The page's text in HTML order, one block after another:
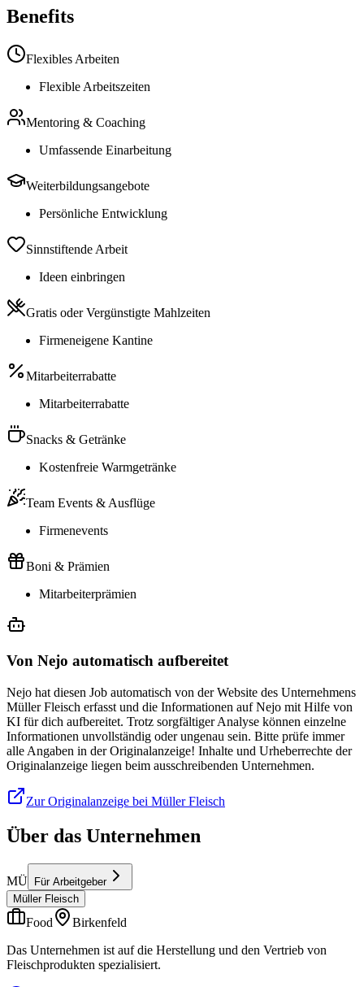
Benefits
Flexibles Arbeiten
Flexible Arbeitszeiten
Mentoring & Coaching
Umfassende Einarbeitung
Weiterbildungsangebote
Persönliche Entwicklung
Sinnstiftende Arbeit
Ideen einbringen
Gratis oder Vergünstigte Mahlzeiten
Firmeneigene Kantine
Mitarbeiterrabatte
Mitarbeiterrabatte
Snacks & Getränke
Kostenfreie Warmgetränke
Team Events & Ausflüge
Firmenevents
Boni & Prämien
Mitarbeiterprämien
Von Nejo automatisch aufbereitet
Nejo hat diesen Job automatisch von der Website des Unternehmens
Müller Fleisch erfasst und die Informationen auf Nejo mit Hilfe von
KI für dich aufbereitet. Trotz sorgfältiger Analyse können einzelne
Informationen unvollständig oder ungenau sein. Bitte prüfe immer
alle Angaben in der Originalanzeige! Inhalte und Urheberrechte der
Originalanzeige liegen beim ausschreibenden Unternehmen.
Zur Originalanzeige bei Müller Fleisch
Über das Unternehmen
MÜ
Für Arbeitgeber
Müller Fleisch
Food
Birkenfeld
Das Unternehmen ist auf die Herstellung und den Vertrieb von
Fleischprodukten spezialisiert.